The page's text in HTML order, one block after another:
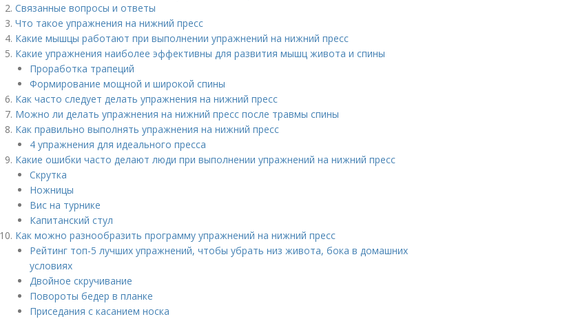
Связанные вопросы и ответы
Что такое упражнения на нижний пресс
Какие мышцы работают при выполнении упражнений на нижний пресс
Какие упражнения наиболее эффективны для развития мышц живота и спины
Проработка трапеций
Формирование мощной и широкой спины
Как часто следует делать упражнения на нижний пресс
Можно ли делать упражнения на нижний пресс после травмы спины
Как правильно выполнять упражнения на нижний пресс
4 упражнения для идеального пресса
Какие ошибки часто делают люди при выполнении упражнений на нижний пресс
Скрутка
Ножницы
Вис на турнике
Капитанский стул
Как можно разнообразить программу упражнений на нижний пресс
Рейтинг топ-5 лучших упражнений, чтобы убрать низ живота, бока в домашних
условиях
Двойное скручивание
Повороты бедер в планке
Приседания с касанием носка